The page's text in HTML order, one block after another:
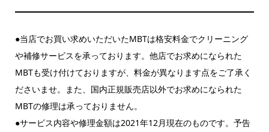
●当店でお買い求めいただいたMBTは格安料金でクリーニング
や補修サービスを承っております。他店でお求めになられた
MBTも受け付けておりますが、料金が異なります点をご了承く
ださいませ。また、国内正規販売店以外でお求めになられた
MBTの修理は承っておりません。
●サービス内容や修理金額は2021年12月現在のものです。予告